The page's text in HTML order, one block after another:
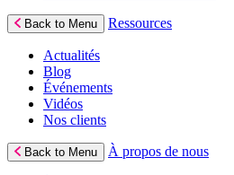
Back to Menu Ressources
Actualités
Blog
Événements
Vidéos
Nos clients
Back to Menu À propos de nous